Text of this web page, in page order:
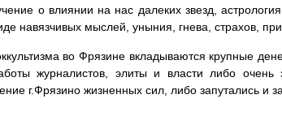
о влиянии на нас далеких звезд,
навязчивых мыслей, уныния, гнева, страхов,
во Фрязине вкладываются крупные
журналистов, элиты и власти либо очень
г.Фрязино жизненных сил, либо запутались и